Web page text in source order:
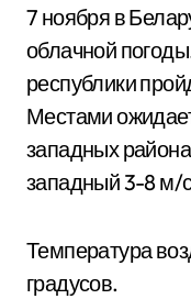
7 ноября в
облачной
республики
Местами
западных
западный 3-8 м/
Температура
градусов.